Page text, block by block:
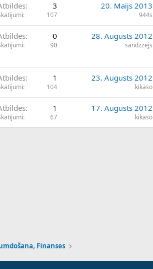
3
107
20. Maijs 2013
944s
0
90
28. Augusts 2012
sandzzejs
1
104
23. Augusts 2012
kikaso
1
67
17. Augusts 2012
kikaso
Finanses